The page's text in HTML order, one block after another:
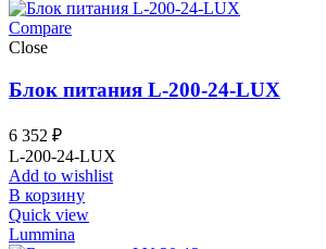
Compare
Close
Блок питания L-200-24-LUX
6 352 ₽
L-200-24-LUX
Add to wishlist
В корзину
Quick view
Lummina